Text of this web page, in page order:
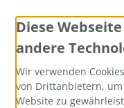
Diese
andere
Wir verwenden
von Drittanbietern,
Website zu